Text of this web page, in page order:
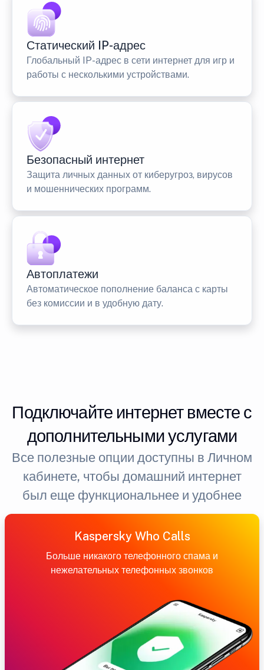
Статический IP-адрес
Глобальный IP-адрес в сети интернет для игр и
работы с несколькими устройствами.
Безопасный интернет
Защита личных данных от киберугроз, вирусов
и мошеннических программ.
Автоплатежи
Автоматическое пополнение баланса с карты
без комиссии и в удобную дату.
Подключайте интернет вместе с
дополнительными услугами
Все полезные опции доступны в Личном
кабинете, чтобы домашний интернет
был еще функциональнее и удобнее
Kaspersky Who Calls
Больше никакого телефонного спама и
нежелательных телефонных звонков